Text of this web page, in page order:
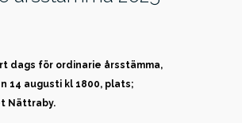
dags för ordinarie årsstämma,
14 augusti kl 1800, plats;
Nättraby.